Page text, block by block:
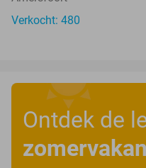
Verkocht: 480
Ontdek de